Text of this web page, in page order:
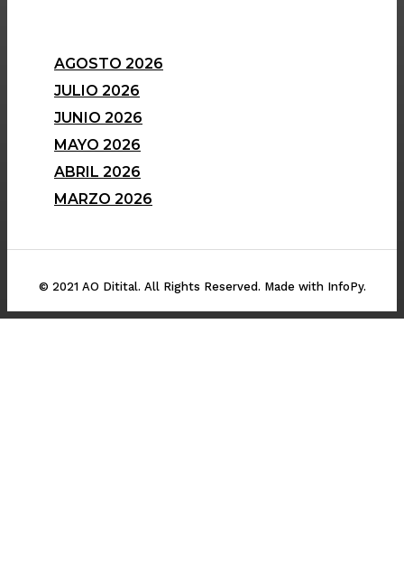
AGOSTO 2026
JULIO 2026
JUNIO 2026
MAYO 2026
ABRIL 2026
MARZO 2026
© 2021 AO Ditital. All Rights Reserved. Made with InfoPy.